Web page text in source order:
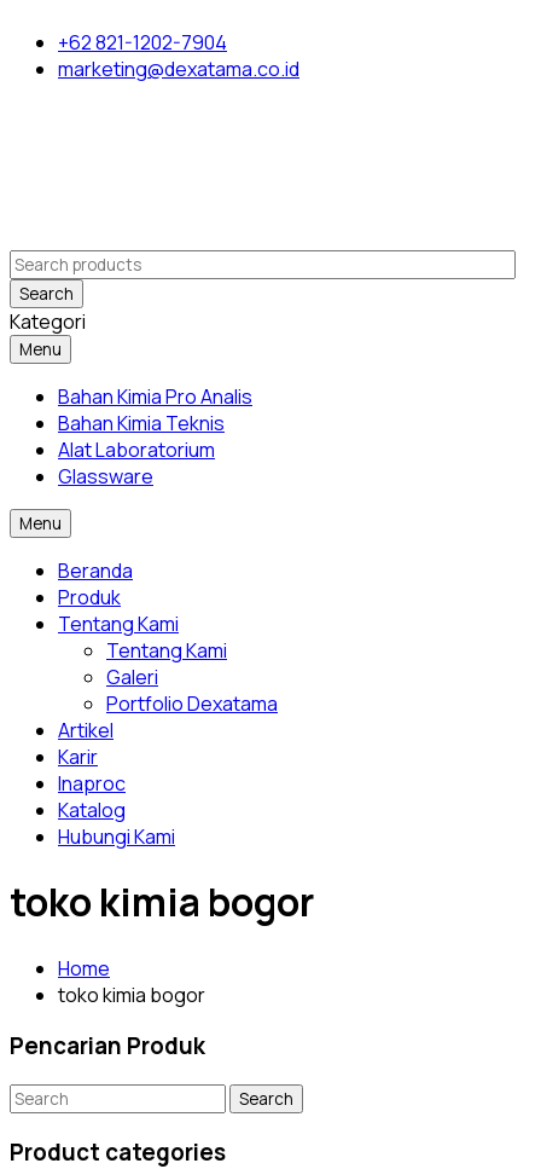
+62 821-1202-7904
marketing@dexatama.co.id
Search
Kategori
Menu
Bahan Kimia Pro Analis
Bahan Kimia Teknis
Alat Laboratorium
Glassware
Menu
Beranda
Produk
Tentang Kami
Tentang Kami
Galeri
Portfolio Dexatama
Artikel
Karir
Inaproc
Katalog
Hubungi Kami
toko kimia bogor
Home
toko kimia bogor
Pencarian Produk
Search
Product categories